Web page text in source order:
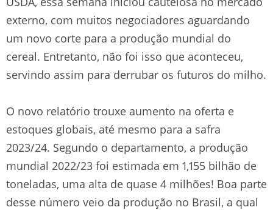
externo, com muitos negociadores aguardando
um novo corte para a produção mundial do
cereal. Entretanto, não foi isso que aconteceu,
servindo assim para derrubar os futuros do milho.
O novo relatório trouxe aumento na oferta e
estoques globais, até mesmo para a safra
2023/24. Segundo o departamento, a produção
mundial 2022/23 foi estimada em 1,155 bilhão de
toneladas, uma alta de quase 4 milhões! Boa parte
desse número veio da produção no Brasil, a qual